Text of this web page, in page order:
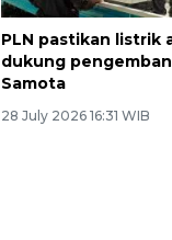
PLN pastikan listrik
dukung
Samota
28 July 2026 16:31 WIB